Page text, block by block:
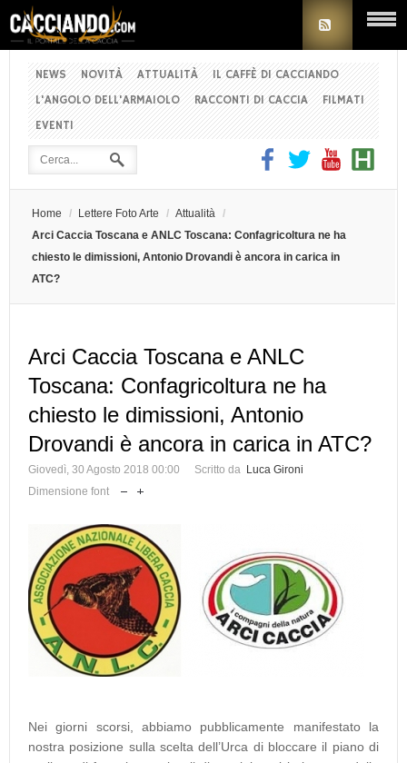
NEWS NOVITÀ ATTUALITÀ
IL CAFFÈ DI CACCIANDO
L'ANGOLO DELL'ARMAIOLO
RACCONTI DI CACCIA
FILMATI
EVENTI
Home / Lettere Foto Arte / Attualità /
Arci Caccia Toscana e ANLC Toscana: Confagricoltura ne ha
chiesto le dimissioni, Antonio Drovandi è ancora in carica in
ATC?
Arci Caccia Toscana e ANLC
Toscana: Confagricoltura ne ha
chiesto le dimissioni, Antonio
Drovandi è ancora in carica in ATC?
Giovedì, 30 Agosto 2018 00:00 Scritto da Luca Gironi
Dimensione font
Nei giorni scorsi, abbiamo pubblicamente manifestato la
nostra posizione sulla scelta dell’Urca di bloccare il piano di